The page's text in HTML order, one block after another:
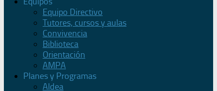
Equipo Directivo
Tutores, cursos y aulas
Convivencia
Biblioteca
Orientación
AMPA
Planes y Programas
Aldea